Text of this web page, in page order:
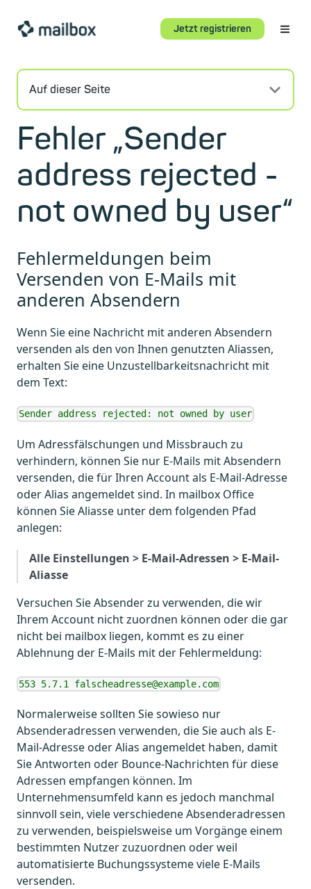
Jetzt registrieren
Auf dieser Seite
Fehler „Sender
address rejected -
not owned by user“
Fehlermeldungen beim
Versenden von E-Mails mit
anderen Absendern
Wenn Sie eine Nachricht mit anderen Absendern
versenden als den von Ihnen genutzten Aliassen,
erhalten Sie eine Unzustellbarkeitsnachricht mit
dem Text:
Sender address rejected: not owned by user
Um Adressfälschungen und Missbrauch zu
verhindern, können Sie nur E-Mails mit Absendern
versenden, die für Ihren Account als E-Mail-Adresse
oder Alias angemeldet sind. In mailbox Office
können Sie Aliasse unter dem folgenden Pfad
anlegen:
Alle Einstellungen > E-Mail-Adressen > E-Mail-
Aliasse
Versuchen Sie Absender zu verwenden, die wir
Ihrem Account nicht zuordnen können oder die gar
nicht bei mailbox liegen, kommt es zu einer
Ablehnung der E-Mails mit der Fehlermeldung:
553 5.7.1 falscheadresse@example.com
Normalerweise sollten Sie sowieso nur
Absenderadressen verwenden, die Sie auch als E-
Mail-Adresse oder Alias angemeldet haben, damit
Sie Antworten oder Bounce-Nachrichten für diese
Adressen empfangen können. Im
Unternehmensumfeld kann es jedoch manchmal
sinnvoll sein, viele verschiedene Absenderadressen
zu verwenden, beispielsweise um Vorgänge einem
bestimmten Nutzer zuzuordnen oder weil
automatisierte Buchungssysteme viele E-Mails
versenden.